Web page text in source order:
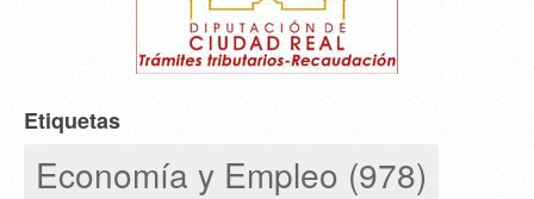
Etiquetas
Economía y Empleo (978)